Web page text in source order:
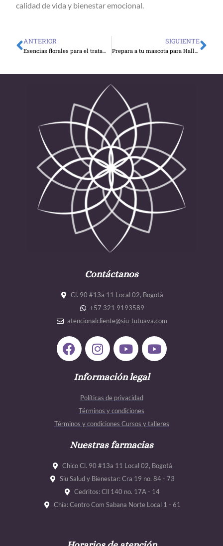
calidad de vida y bienestar emocional.
Ant
ANTERIOR
Esencias florales para el tratamiento de alergias en niños
SIGUIENTE
Prepara a tu mascota para Halloween: recomendaciones para cuidar de ellos en esta fecha.
Contáctanos
Cl. 90 #13a 11 Local 02, Bogotá
+57 321 9193589
atencionalcliente@siu-tutuava.com
F
a
e
k
I
n
t
g
r
a
m
Y
o
t
b
e
Y
o
Información legal
Políticas de privacidad
Términos y condiciones
Términos y condiciones Cursos y talleres
Nuestras farmacias
Chico Cl. 90 #13a 11 Local 02, Bogotá
Siu Salud y Bienestar: Cra 19 no. 84 - 73
Cedritos: Cll 140 no. 17A - 14
Chía: Centro Com Sabana Norte Local 1 - 61